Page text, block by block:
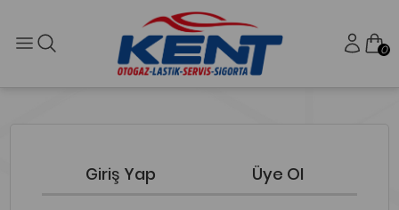
0
Giriş Yap Üye Ol